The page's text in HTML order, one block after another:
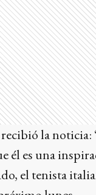
la noticia:
él es una
el tenista